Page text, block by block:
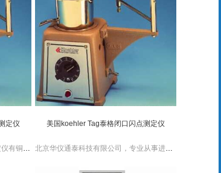
定仪
美国koehler Tag泰格开口闪点测定仪有铜质测试杯。美国koehler Tag泰格开口闪点测定仪包含滑动门、燃烧器和温度计套管。
美国koehler Tag泰格闭口闪点测定仪
北京华仪通泰科技有限公司，专业从事进口分析检测仪器仪表销售，我们提供丰富的商品种类、有竞争力的产品价格及卓的售后服务。 美国koehler Tag泰格闭口闪点测定仪是一款性价比高的测定仪，操作简单。